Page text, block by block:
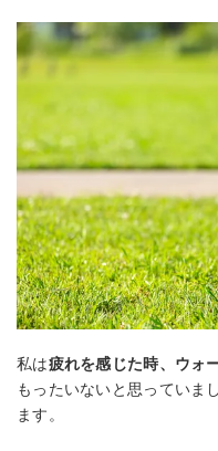
私は疲れを感じた時、ウォ
もったいないと思っていま
ます。